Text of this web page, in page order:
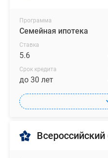
Программа
Семейная ипотека
Ставка
5.6
Срок кредита
до 30 лет